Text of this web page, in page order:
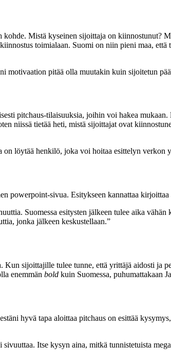
kohde. Mistä kyseinen sijoittaja on
toimialaan. Suomi on niin pieni maa, että
pitää olla muutakin kuin sijoitetun
pitchaus-tilaisuuksia, joihin voi hakea
niissä tietää heti, mistä sijoittajat ovat
on löytää henkilö, joka voi hoitaa esittelyn
powerpoint-sivua. Esitykseen kannattaa
Suomessa esitysten jälkeen tulee aika
jonka jälkeen keskustellaan.”
sijoittajille tulee tunne, että yrittäjä aidosti ja
enemmän bold kuin Suomessa, puhumattakaan
hyvä tapa aloittaa pitchaus on esittää
Itse kysyn aina, mitkä tunnistetuista